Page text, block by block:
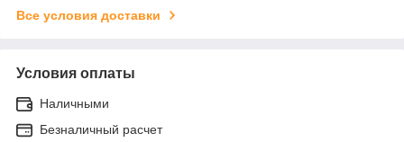
Все условия доставки
Условия оплаты
Наличными
Безналичный расчет